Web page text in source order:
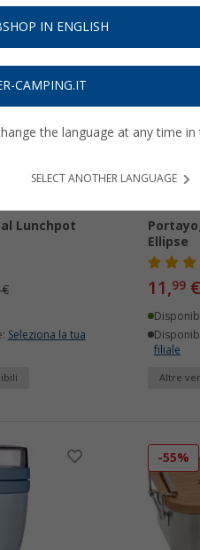
Lunchpot
Seleziona la tua
-14%
Ellipse
11,99€
filiale
Altre
-55%
IN ENGLISH
CAMPING.IT
the language at any time in
SELECT ANOTHER LANGUAGE